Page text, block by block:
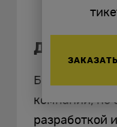
Для кого
Большинство
компаний, не
разработкой